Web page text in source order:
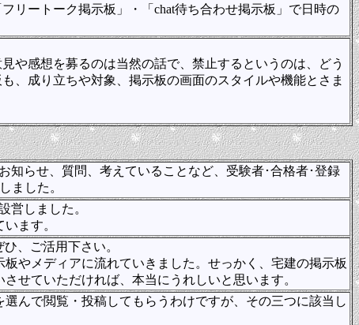
リートーク掲示板」・「chat待ち合わせ掲示板」で日時の
や感想を募るのは当然の話で、禁止するというのは、どう
、成り立ちや対象、掲示板の画面のスタイルや機能とさま
知らせ、質問、考えていることなど、受験者･合格者･登録
ました。
営しました。
ます。
、ご活用下さい。
やメディアに流れていきました。せっかく、宅建の掲示板
せていただければ、本当にうれしいと思います。
んで閲覧・投稿してもらうわけですが、その三つに該当し